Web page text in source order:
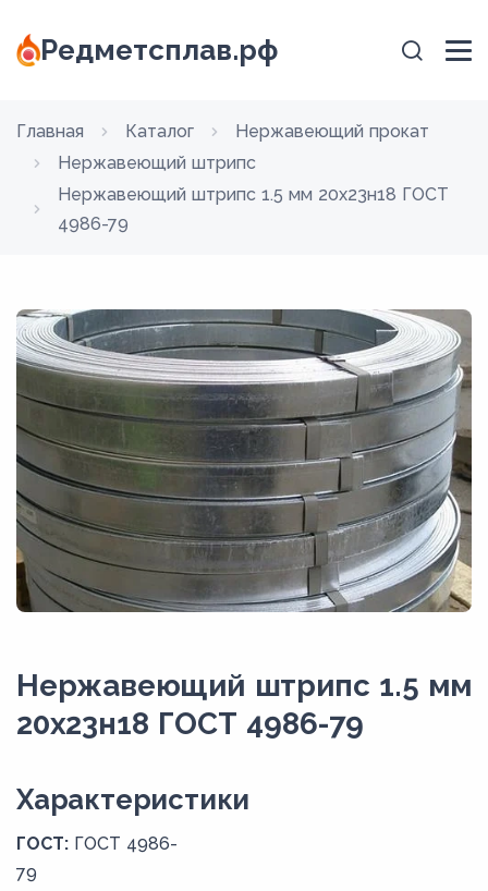
Редметсплав.рф
Главная Каталог
Нержавеющий прокат
Нержавеющий штрипс
Нержавеющий штрипс 1.5 мм 20х23н18 ГОСТ
4986-79
Нержавеющий штрипс 1.5 мм
20х23н18 ГОСТ 4986-79
Xарактеристики
ГОСТ: ГОСТ 4986-
79